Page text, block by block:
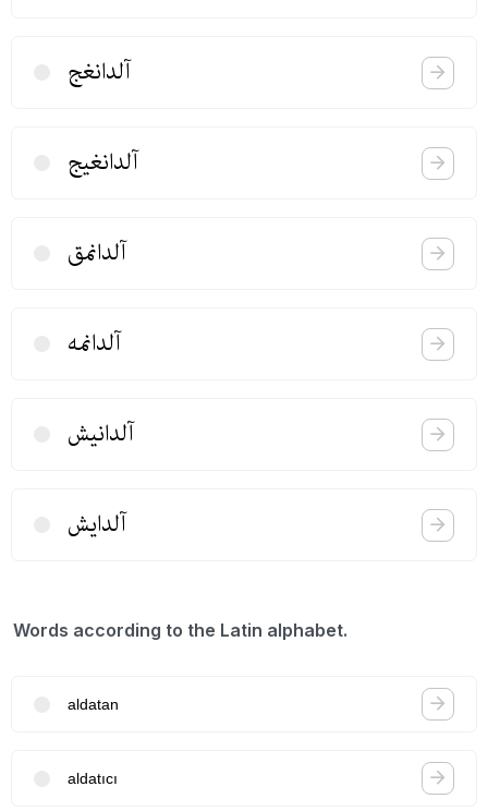
آلدانغج
آلدانغیج
آلدانمق
آلدانمه
آلدانیش
آلدایش
Words according to the Latin alphabet.
aldatan
aldatıcı